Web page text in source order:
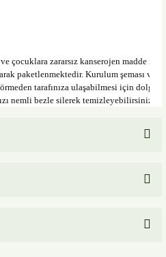
çocuklara zararsız kanserojen madde
paketlenmektedir. Kurulum şeması ve
tarafınıza ulaşabilmesi için dolgu
nemli bezle silerek temizleyebilirsiniz.